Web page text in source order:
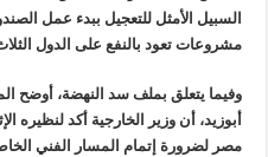
السبيل الأمثل للتعجيل ببدء عمل
مشروعات تعود بالنفع على الدول
وفيما يتعلق بملف سد النهضة، أوضح
أبوزيد، أن وزير الخارجية أكد لنظيره
مصر لضرورة إتمام المسار الفني